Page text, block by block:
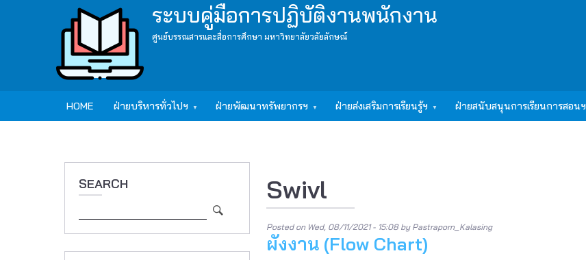
ระบบคู่มือการปฏิบัติงานพนักงาน
ศูนย์บรรณสารและสื่อการศึกษา มหาวิทยาลัยวลัยลักษณ์
Main
HOME ฝ่ายบริหารทั่วไปฯ ฝ่ายพัฒนาทรัพยากรฯ ฝ่ายส่งเสริมการเรียนรู้ฯ ฝ่ายสนับสนุนการเรียนการสอนฯ
SEARCH Swivl
Posted on Wed, 08/11/2021 - 15:08by Pastraporn_Kalasing
ผังงาน (Flow Chart)